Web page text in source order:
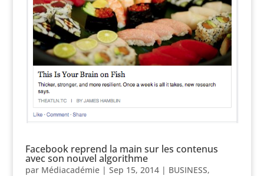
Facebook reprend la main sur les contenus
avec son nouvel algorithme
par Médiacadémie| Sep 15, 2014| BUSINESS,